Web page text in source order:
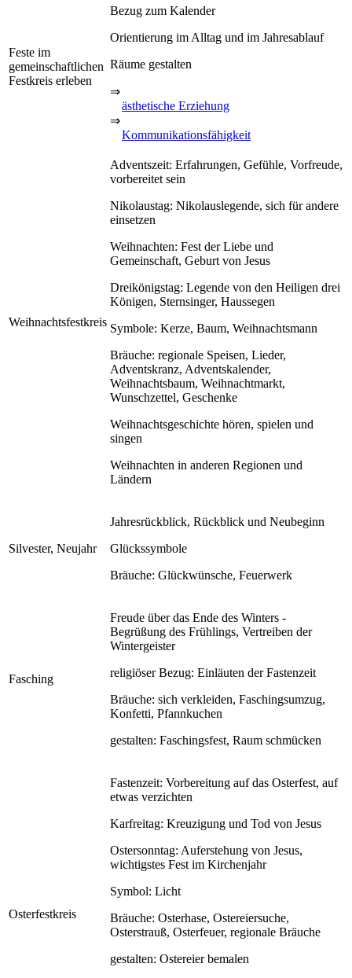
Feste im
gemeinschaftlichen
Festkreis erleben
Bezug zum Kalender
Orientierung im Alltag und im Jahresablauf
Räume gestalten
⇒
ästhetische Erziehung
⇒
Kommunikationsfähigkeit
Weihnachtsfestkreis
Adventszeit: Erfahrungen, Gefühle, Vorfreude,
vorbereitet sein
Nikolaustag: Nikolauslegende, sich für andere
einsetzen
Weihnachten: Fest der Liebe und
Gemeinschaft, Geburt von Jesus
Dreikönigstag: Legende von den Heiligen drei
Königen, Sternsinger, Haussegen
Symbole: Kerze, Baum, Weihnachtsmann
Bräuche: regionale Speisen, Lieder,
Adventskranz, Adventskalender,
Weihnachtsbaum, Weihnachtmarkt,
Wunschzettel, Geschenke
Weihnachtsgeschichte hören, spielen und
singen
Weihnachten in anderen Regionen und
Ländern
Silvester, Neujahr
Jahresrückblick, Rückblick und Neubeginn
Glückssymbole
Bräuche: Glückwünsche, Feuerwerk
Fasching
Freude über das Ende des Winters -
Begrüßung des Frühlings, Vertreiben der
Wintergeister
religiöser Bezug: Einläuten der Fastenzeit
Bräuche: sich verkleiden, Faschingsumzug,
Konfetti, Pfannkuchen
gestalten: Faschingsfest, Raum schmücken
Osterfestkreis
Fastenzeit: Vorbereitung auf das Osterfest, auf
etwas verzichten
Karfreitag: Kreuzigung und Tod von Jesus
Ostersonntag: Auferstehung von Jesus,
wichtigstes Fest im Kirchenjahr
Symbol: Licht
Bräuche: Osterhase, Ostereiersuche,
Osterstrauß, Osterfeuer, regionale Bräuche
gestalten: Ostereier bemalen